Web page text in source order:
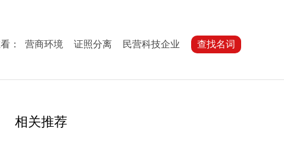
： 营商环境 证照分离 民营科技企业 查找名词
相关推荐